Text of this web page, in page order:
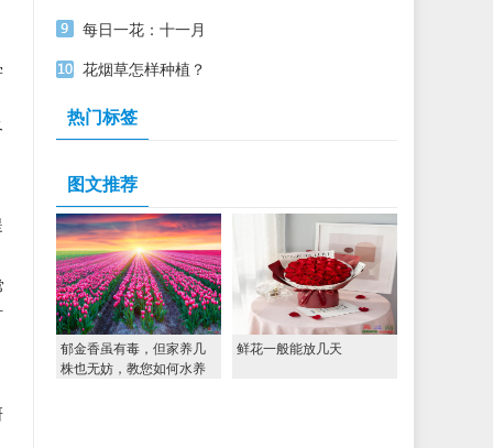
每日一花：十一月
花烟草怎样种植？
热门标签
图文推荐
郁金香虽有毒，但家养几
株也无妨，教您如何水养
鲜花一般能放几天